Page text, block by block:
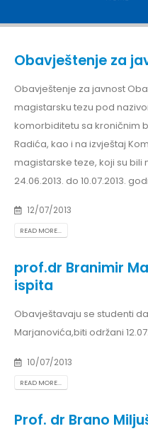
Obavještenje za
Obavještenje za javnost
magistarsku tezu pod
komorbiditetu sa kroničnim
Radića, kao i na izvještaj
magistarske teze, koji su bili
24.06.2013. do 10.07.2013.
12/07/2013
READ MORE...
prof.dr Branimir
ispita
Obavještavaju se studenti
Marjanovića,biti održani
10/07/2013
READ MORE...
Prof. dr Brano